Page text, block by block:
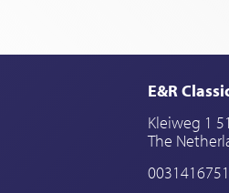
E&R
Kleiweg 1
The